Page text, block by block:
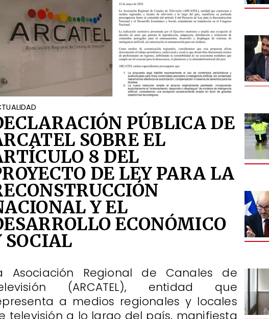
PÚBLICA DE
SOBRE EL
8 DEL
DE LEY PARA LA
Y EL
ECONÓMICO
SOCIAL
Asociación Regional de Canales de
(ARCATEL), entidad que
a medios regionales y locales
televisión a lo largo del país, manifiesta